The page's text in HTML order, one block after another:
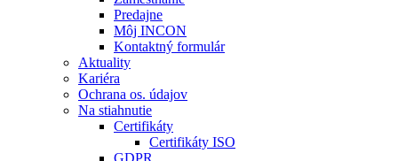
Predajne
Môj INCON
Kontaktný formulár
Aktuality
Kariéra
Ochrana os. údajov
Na stiahnutie
Certifikáty
Certifikáty ISO
GDPR